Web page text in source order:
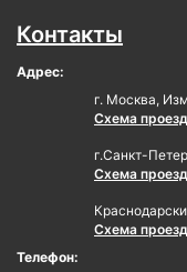
Контакты
Адрес:
г. Москва,
Схема
г.Санкт-
Схема
Схема
Телефон: